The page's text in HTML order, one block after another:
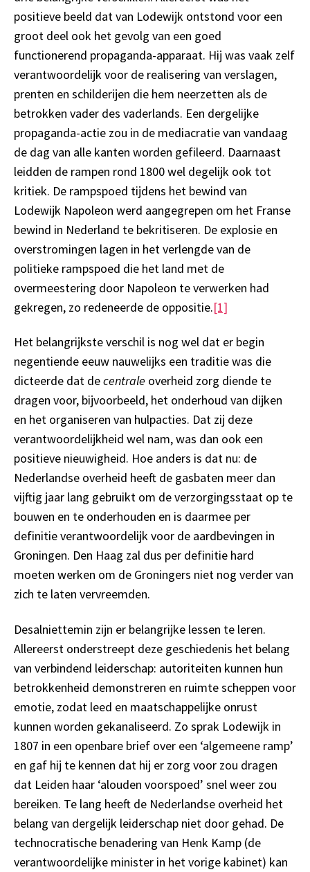
positieve beeld dat van Lodewijk ontstond voor een
groot deel ook het gevolg van een goed
functionerend propaganda-apparaat. Hij was vaak zelf
verantwoordelijk voor de realisering van verslagen,
prenten en schilderijen die hem neerzetten als de
betrokken vader des vaderlands. Een dergelijke
propaganda-actie zou in de mediacratie van vandaag
de dag van alle kanten worden gefileerd. Daarnaast
leidden de rampen rond 1800 wel degelijk ook tot
kritiek. De rampspoed tijdens het bewind van
Lodewijk Napoleon werd aangegrepen om het Franse
bewind in Nederland te bekritiseren. De explosie en
overstromingen lagen in het verlengde van de
politieke rampspoed die het land met de
overmeestering door Napoleon te verwerken had
gekregen, zo redeneerde de oppositie.[1]
Het belangrijkste verschil is nog wel dat er begin
negentiende eeuw nauwelijks een traditie was die
dicteerde dat decentrale overheid zorg diende te
dragen voor, bijvoorbeeld, het onderhoud van dijken
en het organiseren van hulpacties. Dat zij deze
verantwoordelijkheid wel nam, was dan ook een
positieve nieuwigheid. Hoe anders is dat nu: de
Nederlandse overheid heeft de gasbaten meer dan
vijftig jaar lang gebruikt om de verzorgingsstaat op te
bouwen en te onderhouden en is daarmee per
definitie verantwoordelijk voor de aardbevingen in
Groningen. Den Haag zal dus per definitie hard
moeten werken om de Groningers niet nog verder van
zich te laten vervreemden.
Desalniettemin zijn er belangrijke lessen te leren.
Allereerst onderstreept deze geschiedenis het belang
van verbindend leiderschap: autoriteiten kunnen hun
betrokkenheid demonstreren en ruimte scheppen voor
emotie, zodat leed en maatschappelijke onrust
kunnen worden gekanaliseerd. Zo sprak Lodewijk in
1807 in een openbare brief over een ‘algemeene ramp’
en gaf hij te kennen dat hij er zorg voor zou dragen
dat Leiden haar ‘alouden voorspoed’ snel weer zou
bereiken. Te lang heeft de Nederlandse overheid het
belang van dergelijk leiderschap niet door gehad. De
technocratische benadering van Henk Kamp (de
verantwoordelijke minister in het vorige kabinet) kan